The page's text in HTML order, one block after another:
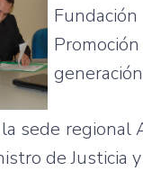
sede regional
de Justicia